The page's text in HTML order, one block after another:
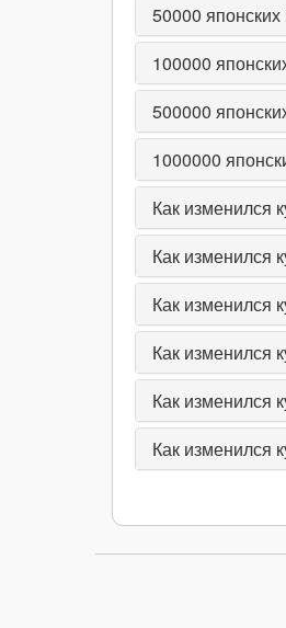
50000
100000
500000
1000000
Как изменился
Как изменился
Как изменился
Как изменился
Как изменился
Как изменился